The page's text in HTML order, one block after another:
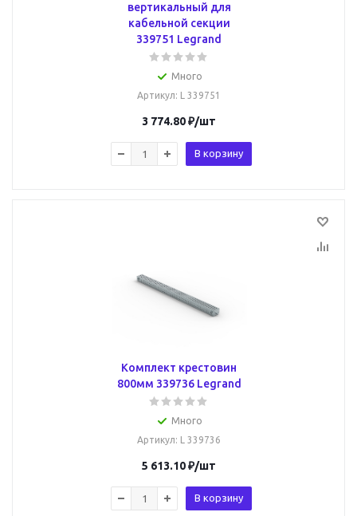
вертикальный для
кабельной секции
339751 Legrand
Много
Артикул: L 339751
3 774.80₽/шт
В корзину
Комплект крестовин
800мм 339736 Legrand
Много
Артикул: L 339736
5 613.10₽/шт
В корзину